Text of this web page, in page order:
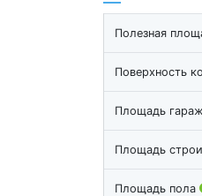
Полезная
Поверхность
Площадь
Площадь
Площадь пола